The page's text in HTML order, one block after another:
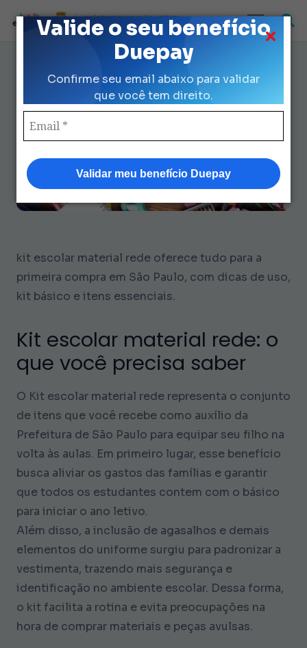
Valide o seu benefício
Duepay
Confirme seu email abaixo para validar
que você tem direito.
Validar meu benefício Duepay
Loja Credenciada para auxilio Uniforme
e Kit Escolar da Prefeitura de São Paulo
Guia kit escolar material rede: 7
dicas sem complicação
kit escolar material rede oferece tudo para a
primeira compra em São Paulo, com dicas de uso,
kit básico e itens essenciais.
Kit escolar material rede: o
que você precisa saber
O Kit escolar material rede representa o conjunto
de itens que você recebe como auxílio da
Prefeitura de São Paulo para equipar seu filho na
volta às aulas. Em primeiro lugar, esse benefício
busca aliviar os gastos das famílias e garantir
que todos os estudantes contem com o básico
para iniciar o ano letivo.
Além disso, a inclusão de agasalhos e demais
elementos do uniforme surgiu para padronizar a
vestimenta, trazendo mais segurança e
identificação no ambiente escolar. Dessa forma,
o kit facilita a rotina e evita preocupações na
hora de comprar materiais e peças avulsas.